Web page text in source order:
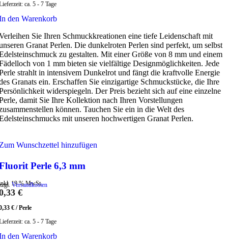
ca. 5 - 7 Tage
den Warenkorb
Sie Ihren Schmuckkreationen eine tiefe Leidenschaft mit
Granat Perlen. Die dunkelroten Perlen sind perfekt, um selbst
zu gestalten. Mit einer Größe von 8 mm und einem
von 1 mm bieten sie vielfältige Designmöglichkeiten. Jede
strahlt in intensivem Dunkelrot und fängt die kraftvolle Energie
Granats ein. Erschaffen Sie einzigartige Schmuckstücke, die Ihre
widerspiegeln. Der Preis bezieht sich auf eine einzelne
damit Sie Ihre Kollektion nach Ihren Vorstellungen
können. Tauchen Sie ein in die Welt des
mit unseren hochwertigen Granat Perlen.
Wunschzettel hinzufügen
Perle 6,3 mm
19 % MwSt.
Versandkosten
€
€ /Perle
ca. 5 - 7 Tage
den Warenkorb